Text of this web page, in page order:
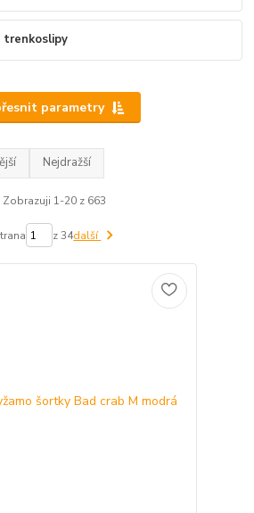
trenkoslipy
parametry
Nejdražší
Zobrazuji 1-20 z 663
z 34další